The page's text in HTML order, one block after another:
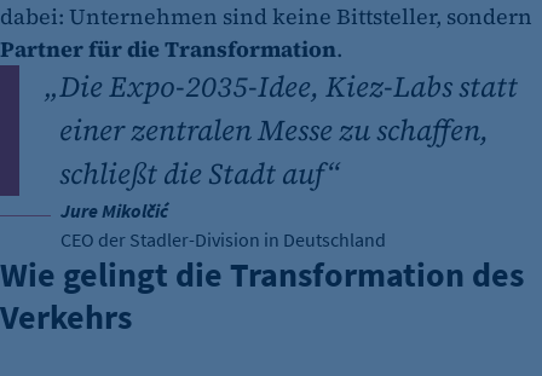
dabei: Unternehmen sind keine Bittsteller, sondern
Partner für die Transformation.
„Die Expo-2035-Idee, Kiez-Labs statt
einer zentralen Messe zu schaffen,
schließt die Stadt auf“
Jure Mikolčić
CEO der Stadler-Division in Deutschland
Wie gelingt die Transformation des
Verkehrs